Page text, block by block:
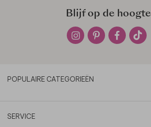
Blijf op de hoogte
POPULAIRE CATEGORIEËN
SERVICE